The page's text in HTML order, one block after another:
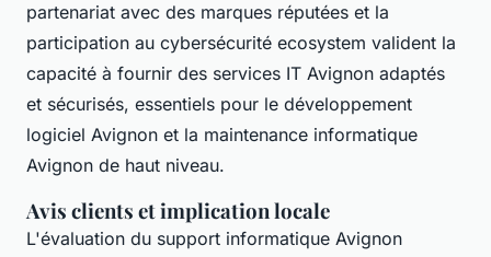
partenariat avec des marques réputées et la
participation au cybersécurité ecosystem valident la
capacité à fournir des services IT Avignon adaptés
et sécurisés, essentiels pour le développement
logiciel Avignon et la maintenance informatique
Avignon de haut niveau.
Avis clients et implication locale
L'évaluation du support informatique Avignon